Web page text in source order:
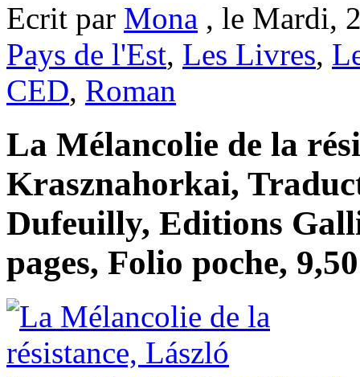
Ecrit par Mona , le Mardi,
Pays de l'Est, Les Livres,
CED, Roman
La Mélancolie de la
Krasznahorkai,
Dufeuilly, Editions
pages, Folio poche,